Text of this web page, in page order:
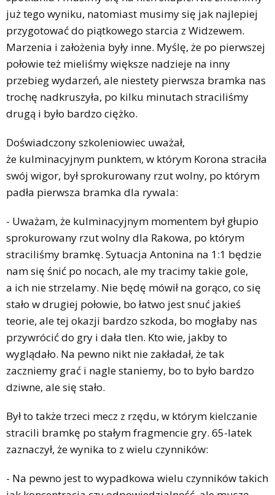
już tego wyniku, natomiast musimy się jak najlepiej
przygotować do piątkowego starcia z Widzewem.
Marzenia i założenia były inne. Myślę, że po pierwszej
połowie też mieliśmy większe nadzieje na inny
przebieg wydarzeń, ale niestety pierwsza bramka nas
trochę nadkruszyła, po kilku minutach straciliśmy
drugą i było bardzo ciężko.
Doświadczony szkoleniowiec uważał,
że kulminacyjnym punktem, w którym Korona straciła
swój wigor, był sprokurowany rzut wolny, po którym
padła pierwsza bramka dla rywala:
- Uważam, że kulminacyjnym momentem był głupio
sprokurowany rzut wolny dla Rakowa, po którym
straciliśmy bramkę. Sytuacja Antonina na 1:1 będzie
nam się śnić po nocach, ale my tracimy takie gole,
a ich nie strzelamy. Nie będę mówił na gorąco, co się
stało w drugiej połowie, bo łatwo jest snuć jakieś
teorie, ale tej okazji bardzo szkoda, bo mogłaby nas
przywrócić do gry i dała tlen. Kto wie, jakby to
wyglądało. Na pewno nikt nie zakładał, że tak
zaczniemy grać i nagle staniemy, bo to było bardzo
dziwne, ale się stało.
Był to także trzeci mecz z rzędu, w którym kielczanie
stracili bramkę po stałym fragmencie gry. 65-latek
zaznaczył, że wynika to z wielu czynników:
- Na pewno jest to wypadkowa wielu czynników takich